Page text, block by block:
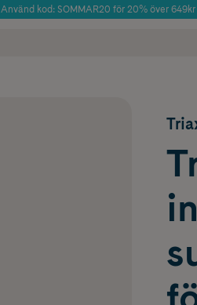
Använd kod: SOMMAR20 för 20% över 649kr